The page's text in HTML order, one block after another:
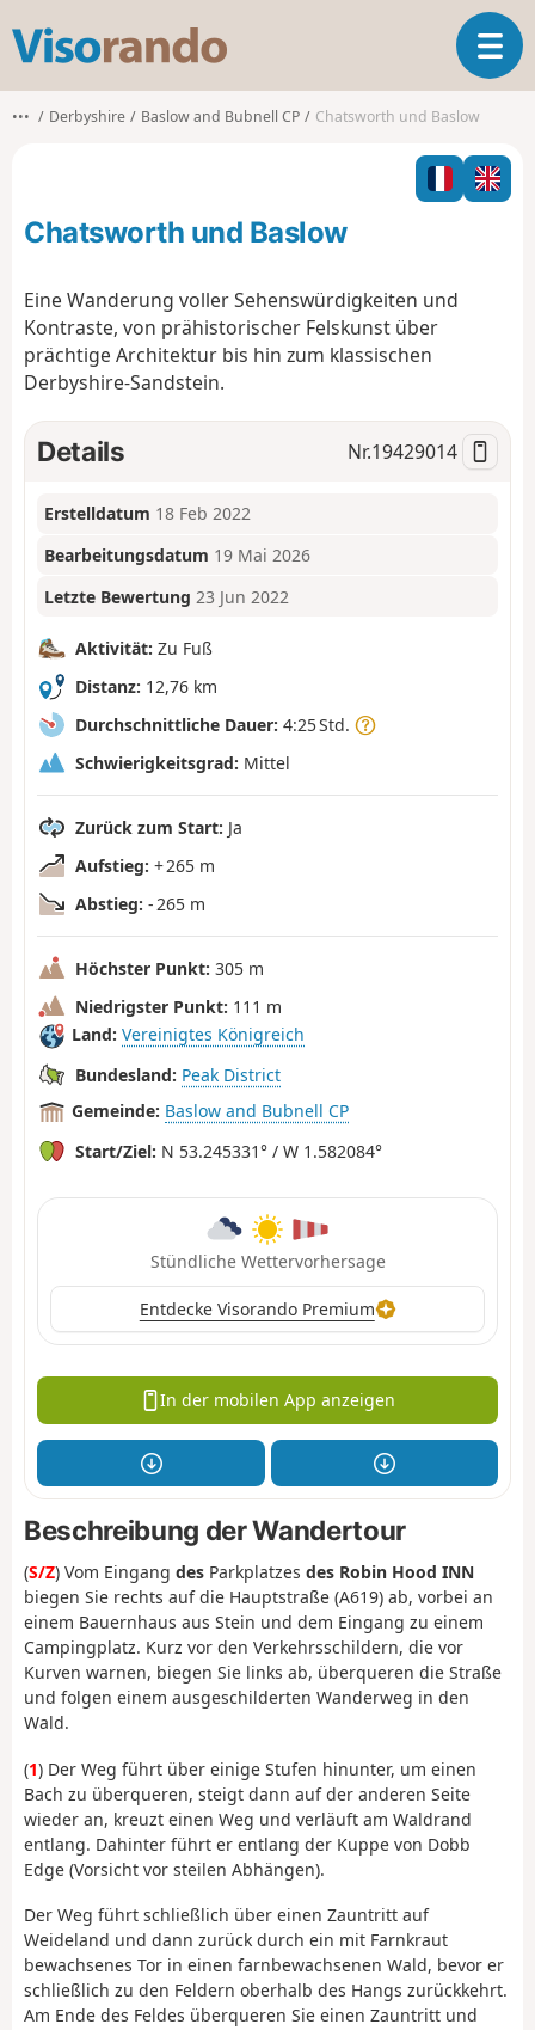
s
o
o
T
o
l
e
n
n
••• Derbyshire Baslow and Bubnell CP Chatsworth und Baslow
Chatsworth und Baslow
Eine Wanderung voller Sehenswürdigkeiten und
Kontraste, von prähistorischer Felskunst über
prächtige Architektur bis hin zum klassischen
Derbyshire-Sandstein.
Details Nr.19429014
Erstelldatum 18 Feb 2022
Bearbeitungsdatum 19 Mai 2026
Letzte Bewertung 23 Jun 2022
Aktivität: Zu Fuß
Distanz: 12,76 km
Durchschnittliche Dauer: 4:25 Std.
Schwierigkeitsgrad: Mittel
Zurück zum Start: Ja
Aufstieg: + 265 m
Abstieg: - 265 m
Höchster Punkt: 305 m
Niedrigster Punkt: 111 m
Land: Vereinigtes Königreich
Bundesland: Peak District
Gemeinde: Baslow and Bubnell CP
Start/Ziel: N 53.245331° / W 1.582084°
Stündliche Wettervorhersage
Entdecke Visorando Premium
In der mobilen App anzeigen
Beschreibung der Wandertour
(S/Z) Vom Eingang des Parkplatzes des Robin Hood INN
biegen Sie rechts auf die Hauptstraße (A619) ab, vorbei an
einem Bauernhaus aus Stein und dem Eingang zu einem
Campingplatz. Kurz vor den Verkehrsschildern, die vor
Kurven warnen, biegen Sie links ab, überqueren die Straße
und folgen einem ausgeschilderten Wanderweg in den
Wald.
(1) Der Weg führt über einige Stufen hinunter, um einen
Bach zu überqueren, steigt dann auf der anderen Seite
wieder an, kreuzt einen Weg und verläuft am Waldrand
entlang. Dahinter führt er entlang der Kuppe von Dobb
Edge (Vorsicht vor steilen Abhängen).
Der Weg führt schließlich über einen Zauntritt auf
Weideland und dann zurück durch ein mit Farnkraut
bewachsenes Tor in einen farnbewachsenen Wald, bevor er
schließlich zu den Feldern oberhalb des Hangs zurückkehrt.
Am Ende des Feldes überqueren Sie einen Zauntritt und